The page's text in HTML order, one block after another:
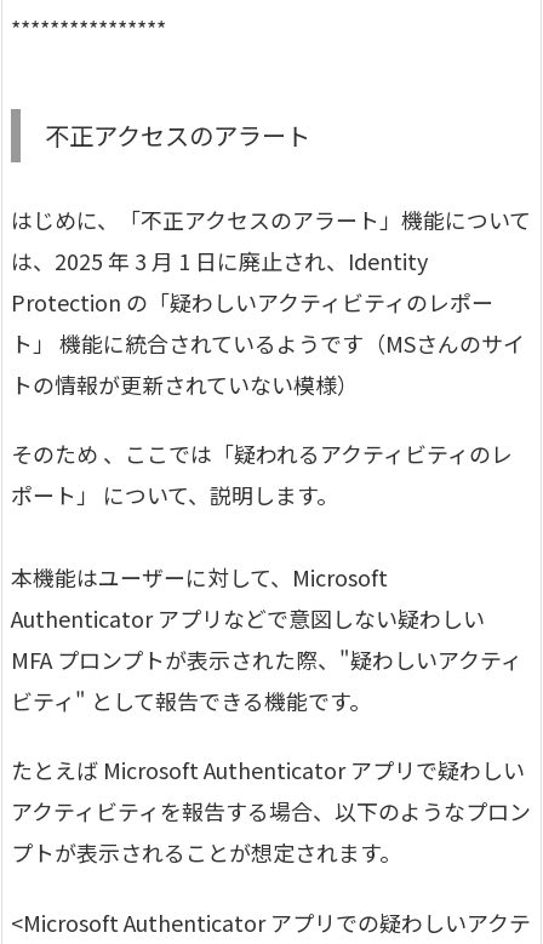
****************
不正アクセスのアラート
はじめに、「不正アクセスのアラート」機能について
は、2025 年 3 月 1 日に廃止され、Identity
Protection の「疑わしいアクティビティのレポー
ト」 機能に統合されているようです（MSさんのサイ
トの情報が更新されていない模様）
そのため 、ここでは「疑われるアクティビティのレ
ポート」 について、説明します。
本機能はユーザーに対して、Microsoft
Authenticator アプリなどで意図しない疑わしい
MFA プロンプトが表示された際、"疑わしいアクティ
ビティ" として報告できる機能です。
たとえば Microsoft Authenticator アプリで疑わしい
アクティビティを報告する場合、以下のようなプロン
プトが表示されることが想定されます。
<Microsoft Authenticator アプリでの疑わしいアクテ